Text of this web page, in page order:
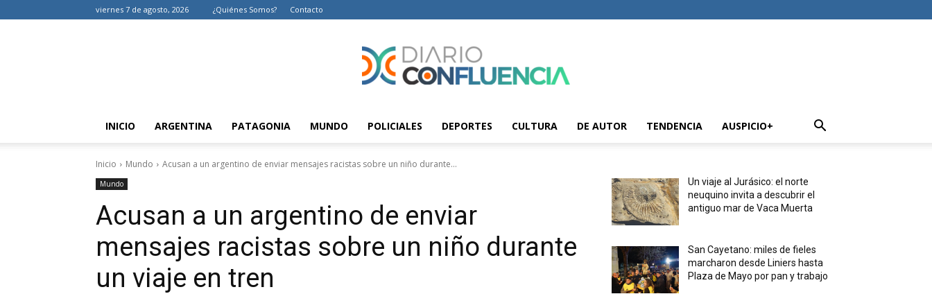
viernes 7 de agosto, 2026 ¿Quiénes Somos? Contacto
Diario
Confluencia
INICIO ARGENTINA PATAGONIA MUNDO POLICIALES DEPORTES CULTURA DE AUTOR TENDENCIA AUSPICIO+
Inicio Mundo Acusan a un argentino de enviar mensajes racistas sobre un niño durante...
Mundo
Acusan a un argentino de enviar
mensajes racistas sobre un niño durante
un viaje en tren
Un viaje al Jurásico: el norte
neuquino invita a descubrir el
antiguo mar de Vaca Muerta
San Cayetano: miles de fieles
marcharon desde Liniers hasta
Plaza de Mayo por pan y trabajo